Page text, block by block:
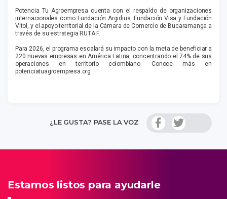
Potencia Tu Agroempresa cuenta con el respaldo de organizaciones
internacionales como Fundación Argidius, Fundación Visa y Fundación
Vitol, y el apoyo territorial de la Cámara de Comercio de Bucaramanga a
través de su estrategia RUTA F.
Para 2026, el programa escalará su impacto con la meta de beneficiar a
220 nuevas empresas en América Latina, concentrando el 74% de sus
operaciones en territorio colombiano. Conoce más en
potenciatuagroempresa.org
¿LE GUSTA? PASE LA VOZ
Estamos listos para ayudarle